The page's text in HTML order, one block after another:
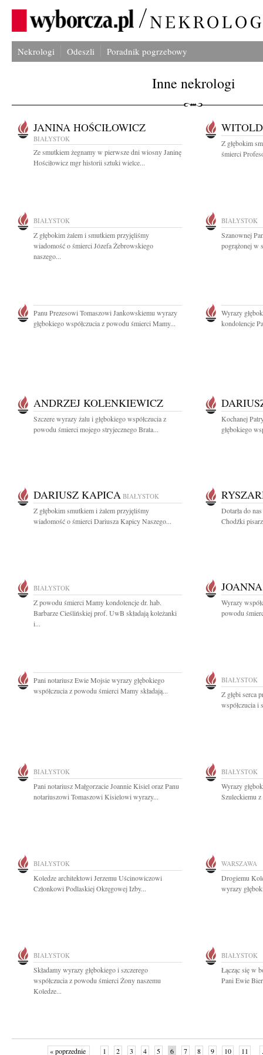
Nekrologi Odeszli Poradnik pogrzebowy
Inne nekrologi
JANINA HOŚCIŁOWICZ
BIAŁYSTOK
Ze smutkiem żegnamy w pierwsze dni wiosny Janinę
Hościłowicz mgr historii sztuki wielce...
Z głębokim
śmierci
BIAŁYSTOK
Z głębokim żalem i smutkiem przyjęliśmy
wiadomość o śmierci Józefa Żebrowskiego
naszego...
BIAŁYSTOK
Szanownej
pogrążonej w
Panu Prezesowi Tomaszowi Jankowskiemu wyrazy
głębokiego współczucia z powodu śmierci Mamy...
Wyrazy
kondolencje
ANDRZEJ KOLENKIEWICZ
Szczere wyrazy żalu i głębokiego współczucia z
powodu śmierci mojego stryjecznego Brata...
Kochanej
głębokiego
DARIUSZ KAPICA BIAŁYSTOK
Z głębokim smutkiem i żalem przyjęliśmy
wiadomość o śmierci Dariusza Kapicy Naszego...
Dotarła do
Chodźki
BIAŁYSTOK
Z powodu śmierci Mamy kondolencje dr. hab.
Barbarze Cieślińskiej prof. UwB składają koleżanki
i...
Wyrazy
powodu
Pani notariusz Ewie Mojsie wyrazy głębokiego
współczucia z powodu śmierci Mamy składają...
BIAŁYSTOK
Z głębi serca
współczucia i
BIAŁYSTOK
Pani notariusz Małgorzacie Joannie Kisiel oraz Panu
notariuszowi Tomaszowi Kisielowi wyrazy...
BIAŁYSTOK
Wyrazy
Szuleckiemu
BIAŁYSTOK
Koledze architektowi Jerzemu Uścinowiczowi
Członkowi Podlaskiej Okręgowej Izby...
WARSZAWA
Drogiemu
wyrazy
BIAŁYSTOK
Składamy wyrazy głębokiego i szczerego
współczucia z powodu śmierci Żony naszemu
Koledze...
BIAŁYSTOK
Łącząc się w
Pani Ewie
« poprzednie 1 2 3 4 5 6 7 8 9 10 11